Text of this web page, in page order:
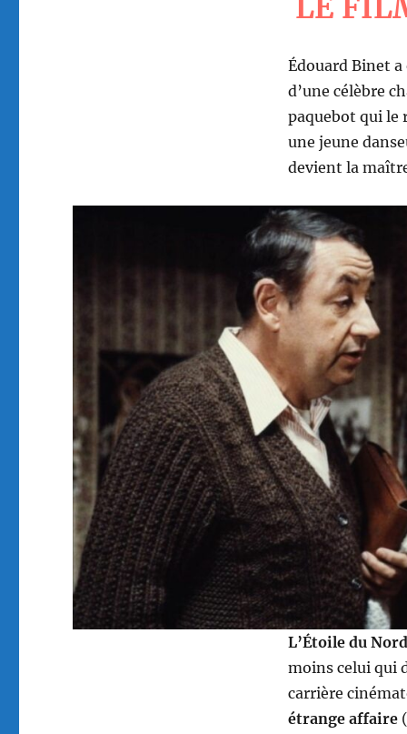
LE
Édouard Binet
d’une célèbre
paquebot qui le
une jeune
devient la
L’Étoile du Nord
moins celui qui
carrière
étrange affaire